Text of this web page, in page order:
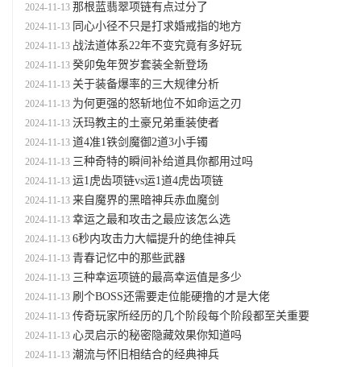
2024-11-13 那根蓝翡翠项链有点过分了
2024-11-13 同心小径不只是打求婚戒指的地方
2024-11-13 战法道体系22年不变究竟有多好玩
2024-11-13 癸卯兔年贺岁套装全新登场
2024-11-13 关于装备爆率的三大规律分析
2024-11-13 为何更强的怒斩地位不如命运之刃
2024-11-13 沃玛教主的土豪兄弟重装使者
2024-11-13 道4准1铁剑魔御2道3小手镯
2024-11-13 三种奇特的瞬间补给道具你都用过吗
2024-11-13 运1虎齿项链vs运1道4虎齿项链
2024-11-13 来自魔界的黑暗神兵赤血魔剑
2024-11-13 幸运之最和攻击之最应该怎么选
2024-11-13 6秒内攻击力大幅提升的绝佳神兵
2024-11-13 青春记忆中的那些武器
2024-11-13 三种幸运项链的最高幸运值是多少
2024-11-13 刷个BOSS还需要走位能硬撸的才是大佬
2024-11-13 传奇玩家所经历的几个阶段每个阶段都至关重要
2024-11-13 心灵启示的秘密隐藏效果你知道吗
2024-11-13 潮流与怀旧相结合的经典神兵